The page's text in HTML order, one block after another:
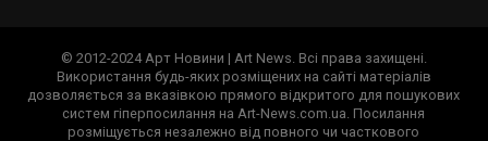
© 2012-2024 Арт Новини | Art News. Всі права захищені.
Використання будь-яких розміщених на сайті матеріалів
дозволяється за вказівкою прямого відкритого для пошукових
систем гіперпосилання на Art-News.com.ua. Посилання
розміщується незалежно від повного чи часткового